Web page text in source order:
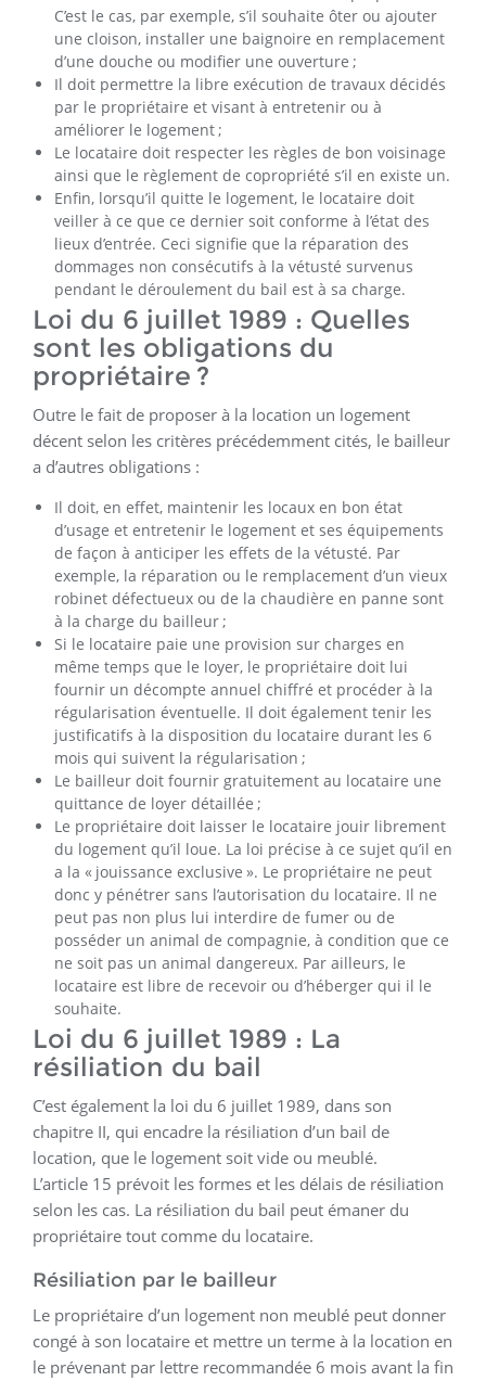
C’est le cas, par exemple, s’il souhaite ôter ou ajouter
une cloison, installer une baignoire en remplacement
d’une douche ou modifier une ouverture ;
Il doit permettre la libre exécution de travaux décidés
par le propriétaire et visant à entretenir ou à
améliorer le logement ;
Le locataire doit respecter les règles de bon voisinage
ainsi que le règlement de copropriété s’il en existe un.
Enfin, lorsqu’il quitte le logement, le locataire doit
veiller à ce que ce dernier soit conforme à l’état des
lieux d’entrée. Ceci signifie que la réparation des
dommages non consécutifs à la vétusté survenus
pendant le déroulement du bail est à sa charge.
Loi du 6 juillet 1989 : Quelles
sont les obligations du
propriétaire ?
Outre le fait de proposer à la location un logement
décent selon les critères précédemment cités, le bailleur
a d’autres obligations :
Il doit, en effet, maintenir les locaux en bon état
d’usage et entretenir le logement et ses équipements
de façon à anticiper les effets de la vétusté. Par
exemple, la réparation ou le remplacement d’un vieux
robinet défectueux ou de la chaudière en panne sont
à la charge du bailleur ;
Si le locataire paie une provision sur charges en
même temps que le loyer, le propriétaire doit lui
fournir un décompte annuel chiffré et procéder à la
régularisation éventuelle. Il doit également tenir les
justificatifs à la disposition du locataire durant les 6
mois qui suivent la régularisation ;
Le bailleur doit fournir gratuitement au locataire une
quittance de loyer détaillée ;
Le propriétaire doit laisser le locataire jouir librement
du logement qu’il loue. La loi précise à ce sujet qu’il en
a la « jouissance exclusive ». Le propriétaire ne peut
donc y pénétrer sans l’autorisation du locataire. Il ne
peut pas non plus lui interdire de fumer ou de
posséder un animal de compagnie, à condition que ce
ne soit pas un animal dangereux. Par ailleurs, le
locataire est libre de recevoir ou d’héberger qui il le
souhaite.
Loi du 6 juillet 1989 : La
résiliation du bail
C’est également la loi du 6 juillet 1989, dans son
chapitre II, qui encadre la résiliation d’un bail de
location, que le logement soit vide ou meublé.
L’article 15 prévoit les formes et les délais de résiliation
selon les cas. La résiliation du bail peut émaner du
propriétaire tout comme du locataire.
Résiliation par le bailleur
Le propriétaire d’un logement non meublé peut donner
congé à son locataire et mettre un terme à la location en
le prévenant par lettre recommandée 6 mois avant la fin